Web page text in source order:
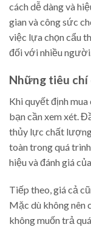
cách dễ dàng và
gian và công sức
việc lựa chọn cẩu
đối với nhiều
Những tiêu
Khi quyết định
bạn cần xem xét.
thủy lực chất
toàn trong quá
hiệu và đánh giá
Tiếp theo, giá cả
Mặc dù không nên
không muốn trả